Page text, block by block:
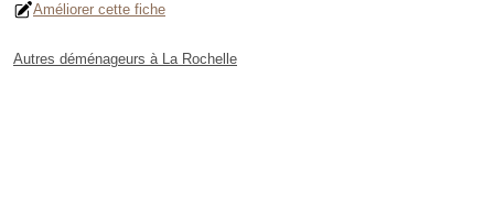
Améliorer cette fiche
Autres déménageurs à La Rochelle